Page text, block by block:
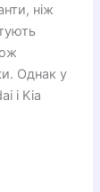
ніж
Однак у
і Kia